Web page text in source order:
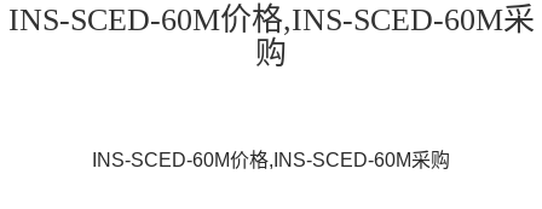
INS-SCED-60M价格,INS-SCED-60M采
购
INS-SCED-60M价格,INS-SCED-60M采购